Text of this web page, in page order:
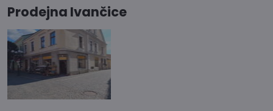
Prodejna Ivančice